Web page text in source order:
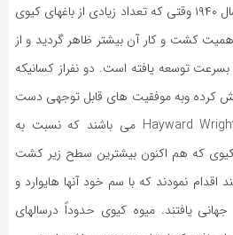
کولیتواری های آن شدند و درسال ۱۹۴۰ وقتی که تعداد زیادی از باغهای کیوی
کشت و کار آن بیشتر ظاهر گردید و از
بسرعت توسعه یافته است. دو نفراز کسانیکه
کرده وبه موفقیت های قابل توجهی دست
یافتند بنامهای Hayward Wright, Bruno just می باشند که نسبت به
کیوی که هم اکنون بیشترین سطح زیر کشت
نمودند که با سم خود آنها هایوارد و
یافتند. میوه کیوی حدوداً درسالهای